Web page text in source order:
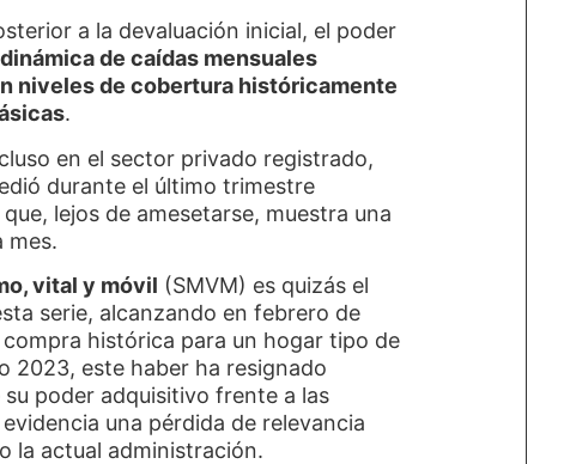
a la devaluación inicial, el poder
dinámica de caídas mensuales
niveles de cobertura históricamente
.
en el sector privado registrado,
durante el último trimestre
lejos de amesetarse, muestra una
mes.
vital y móvil (SMVM) es quizás el
serie, alcanzando en febrero de
histórica para un hogar tipo de
2023, este haber ha resignado
poder adquisitivo frente a las
una pérdida de relevancia
la actual administración.